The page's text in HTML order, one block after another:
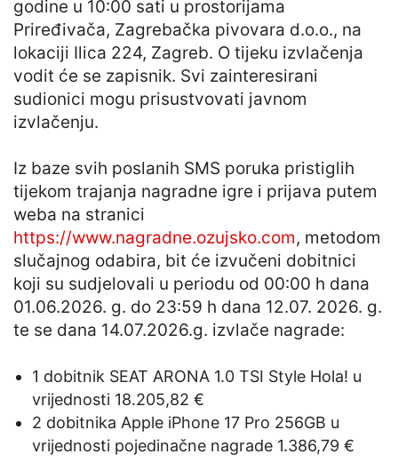
godine u 10:00 sati u prostorijama
Priređivača, Zagrebačka pivovara d.o.o., na
lokaciji Ilica 224, Zagreb. O tijeku izvlačenja
vodit će se zapisnik. Svi zainteresirani
sudionici mogu prisustvovati javnom
izvlačenju.
Iz baze svih poslanih SMS poruka pristiglih
tijekom trajanja nagradne igre i prijava putem
weba na stranici
https://www.nagradne.ozujsko.com, metodom
slučajnog odabira, bit će izvučeni dobitnici
koji su sudjelovali u periodu od 00:00 h dana
01.06.2026. g. do 23:59 h dana 12.07. 2026. g.
te se dana 14.07.2026.g. izvlače nagrade:
1 dobitnik SEAT ARONA 1.0 TSI Style Hola! u
vrijednosti 18.205,82 €
2 dobitnika Apple iPhone 17 Pro 256GB u
vrijednosti pojedinačne nagrade 1.386,79 €